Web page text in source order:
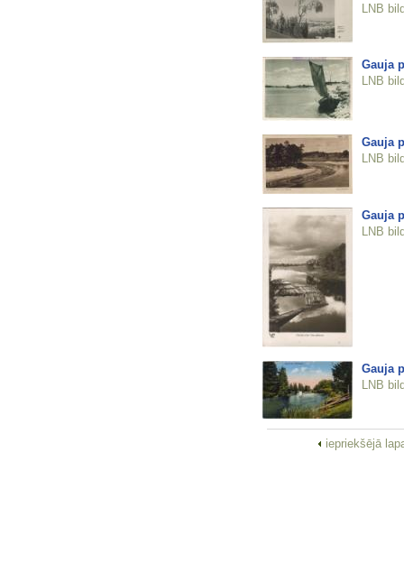
LNB
Gauja
LNB
Gauja
LNB
Gauja
LNB
Gauja
LNB
iepriekšējā